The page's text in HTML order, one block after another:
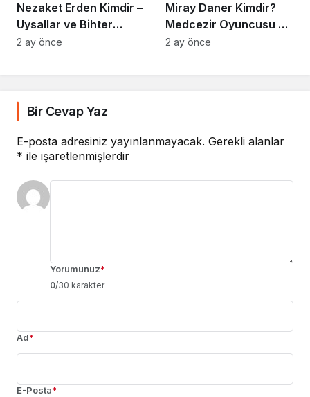
Nezaket Erden Kimdir –
Uysallar ve Bihter
Projeleriyle Parlayan
2 ay önce
Miray Daner Kimdir?
Medcezir Oyuncusu ve
Başarılı Kariyeri
2 ay önce
Bir Cevap Yaz
E-posta adresiniz yayınlanmayacak. Gerekli alanlar
* ile işaretlenmişlerdir
Yorumunuz*
0/30 karakter
Ad*
E-Posta*